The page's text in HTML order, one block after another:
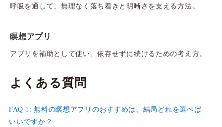
呼吸を通して、無理なく落ち着きと明晰さを支える方法。
瞑想アプリ
アプリを補助として使い、依存せずに続けるための考え方。
よくある質問
FAQ 1: 無料の瞑想アプリのおすすめは、結局どれを選べば
いいですか？